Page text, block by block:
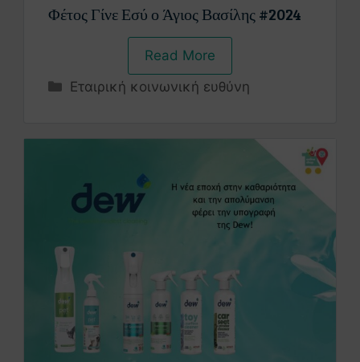
Φέτος Γίνε Εσύ ο Άγιος Βασίλης #2024
Read More
Εταιρική κοινωνική ευθύνη